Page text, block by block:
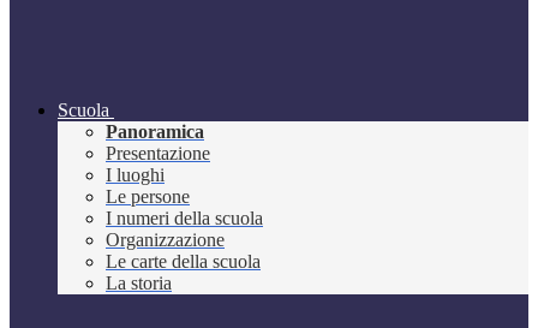
Scuola
Panoramica
Presentazione
I luoghi
Le persone
I numeri della scuola
Organizzazione
Le carte della scuola
La storia